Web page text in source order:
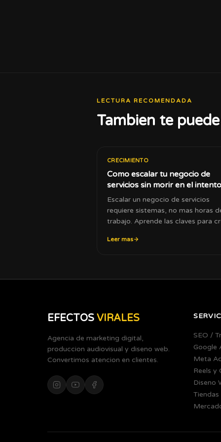
LECTURA RECOMENDADA
Tambien te
CRECIMIENTO
Como escalar tu negocio de
servicios sin morir en el intento
Escalar un negocio de servicios
requiere sistemas, no mas horas
trabajo. Aprende las claves para
Leer mas
EFECTOS VIRALES
Agencia de marketing digital,
produccion audiovisual y diseno web.
Convertimos atencion en clientes.
SEO /
Google
Meta
Reels y
Diseno
Tiendas